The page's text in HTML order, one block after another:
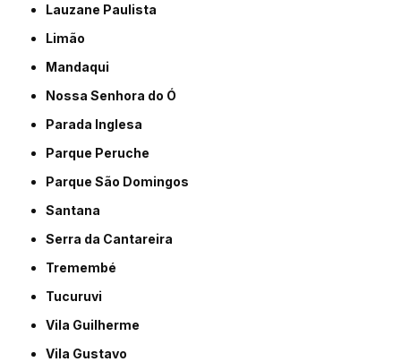
Lauzane Paulista
Limão
Mandaqui
Nossa Senhora do Ó
Parada Inglesa
Parque Peruche
Parque São Domingos
Santana
Serra da Cantareira
Tremembé
Tucuruvi
Vila Guilherme
Vila Gustavo